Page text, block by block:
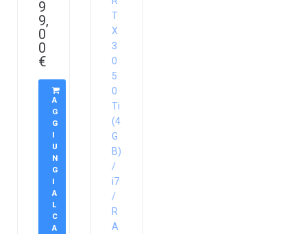
9
9,
0
0
€
A
G
G
U
N
G
A
L
C
A
T
X
3
0
5
0
Ti
(4
G
B)
/
i7
/
R
A